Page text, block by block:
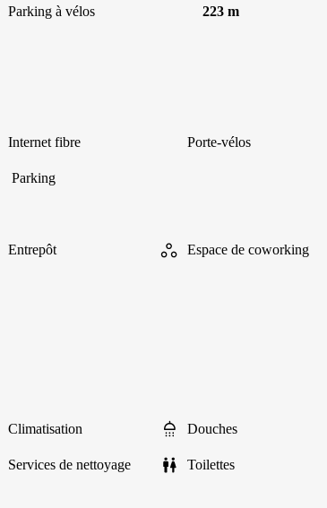
Parking à vélos 223 m
Internet fibre Porte-vélos
Parking
Entrepôt Espace de coworking
Climatisation Douches
Services de nettoyage Toilettes